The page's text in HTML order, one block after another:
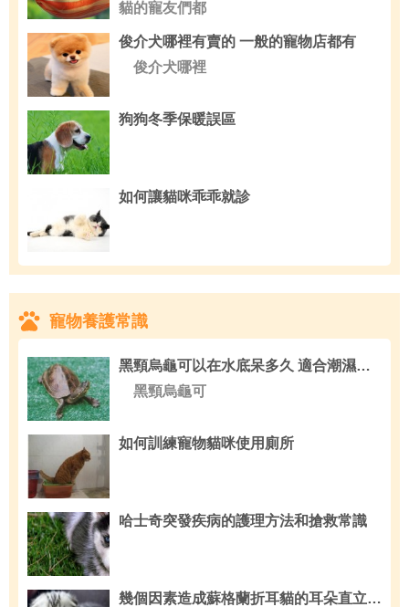
貓的寵友們都
俊介犬哪裡有賣的 一般的寵物店都有
俊介犬哪裡
狗狗冬季保暖誤區
如何讓貓咪乖乖就診
寵物養護常識
黑頸烏龜可以在水底呆多久 適合潮濕溫熱的氣候
黑頸烏龜可
如何訓練寵物貓咪使用廁所
哈士奇突發疾病的護理方法和搶救常識
幾個因素造成蘇格蘭折耳貓的耳朵直立,貓咪